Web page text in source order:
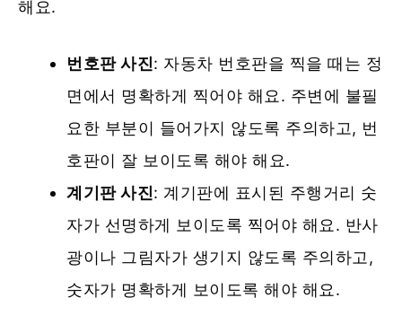
해요.
번호판 사진: 자동차 번호판을 찍을 때는 정
면에서 명확하게 찍어야 해요. 주변에 불필
요한 부분이 들어가지 않도록 주의하고, 번
호판이 잘 보이도록 해야 해요.
계기판 사진: 계기판에 표시된 주행거리 숫
자가 선명하게 보이도록 찍어야 해요. 반사
광이나 그림자가 생기지 않도록 주의하고,
숫자가 명확하게 보이도록 해야 해요.